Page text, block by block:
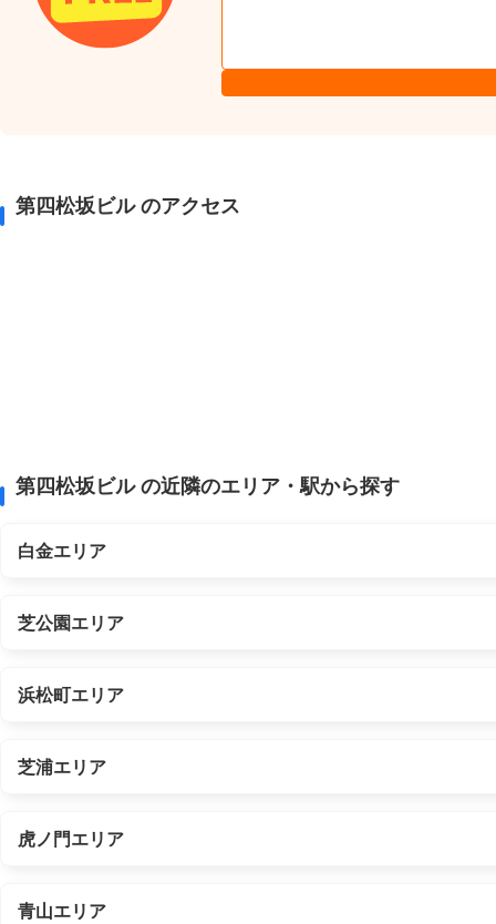
第四松坂ビル のアクセス
第四松坂ビル の近隣のエリア・駅から探す
白金エリア
芝公園エリア
浜松町エリア
芝浦エリア
虎ノ門エリア
青山エリア